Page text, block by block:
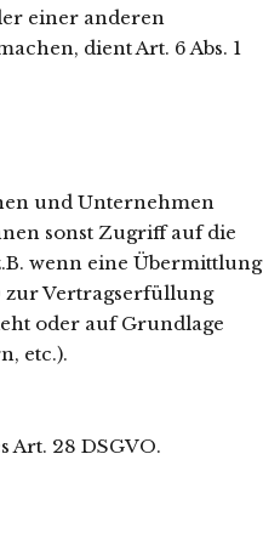
einer anderen
dient Art. 6 Abs. 1
und Unternehmen
sonst Zugriff auf die
wenn eine Übermittlung
zur Vertragserfüllung
oder auf Grundlage
etc.).
Art. 28 DSGVO.